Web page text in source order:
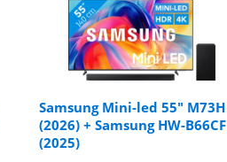
Samsung Mini-led 55" M73H
(2026) + Samsung HW-B66CF
(2025)